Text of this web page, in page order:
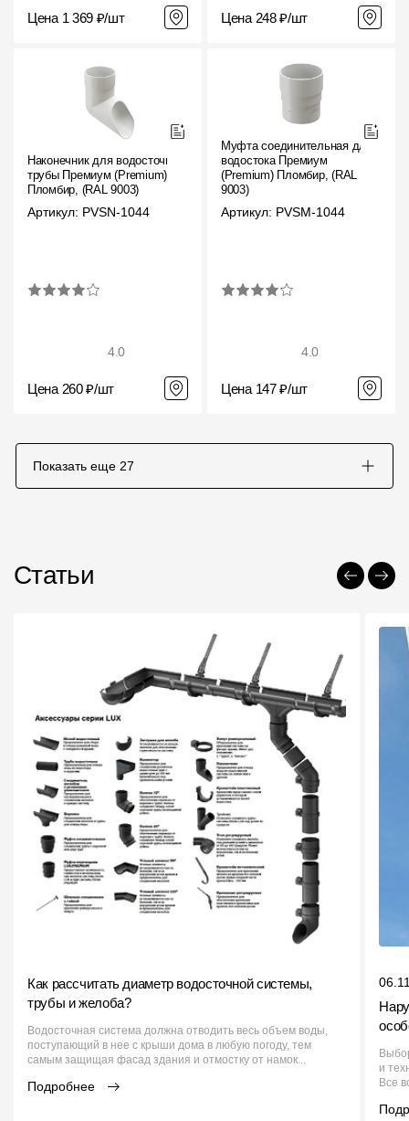
Цена 1 369 ₽/шт Цена 248 ₽/шт
Наконечник для водосточной
трубы Премиум (Premium)
Пломбир, (RAL 9003)
Артикул: PVSN-1044
4.0
Цена 260 ₽/шт
Муфта соединительная для
водостока Премиум
(Premium) Пломбир, (RAL
9003)
Артикул: PVSM-1044
4.0
Цена 147 ₽/шт
Показать еще 27
Статьи
Как рассчитать диаметр водосточной системы,
трубы и желоба?
Водосточная система должна отводить весь объем воды,
поступающий в нее с крыши дома в любую погоду, тем
самым защищая фасад здания и отмостку от намок...
Подробнее
и
Все